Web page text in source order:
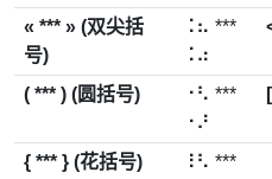
« *** » (双尖括
号)
⠨⠦ ***
⠨⠴
( *** ) (圆括号)
⠐⠣ ***
⠐⠜
{ *** } (花括号)
⠸⠣ ***